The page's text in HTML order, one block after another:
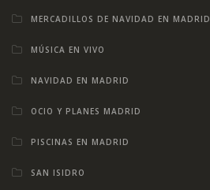
MERCADILLOS DE NAVIDAD EN MADRID
MÚSICA EN VIVO
NAVIDAD EN MADRID
OCIO Y PLANES MADRID
PISCINAS EN MADRID
SAN ISIDRO